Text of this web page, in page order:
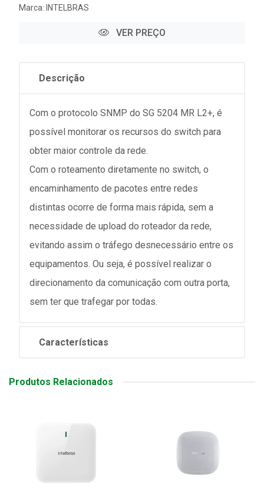
Marca: INTELBRAS
VER PREÇO
Descrição
Com o protocolo SNMP do SG 5204 MR L2+, é
possível monitorar os recursos do switch para
obter maior controle da rede.
Com o roteamento diretamente no switch, o
encaminhamento de pacotes entre redes
distintas ocorre de forma mais rápida, sem a
necessidade de upload do roteador da rede,
evitando assim o tráfego desnecessário entre os
equipamentos. Ou seja, é possível realizar o
direcionamento da comunicação com outra porta,
sem ter que trafegar por todas.
Características
Produtos Relacionados